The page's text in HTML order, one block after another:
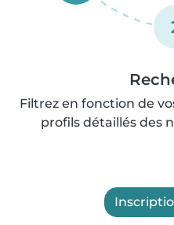
Filtrez en fonction de
profils détaillés des